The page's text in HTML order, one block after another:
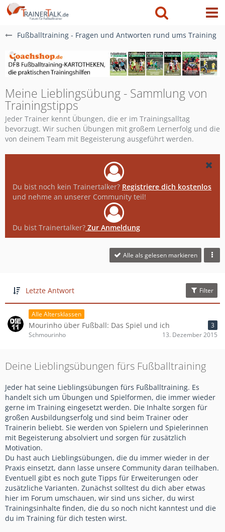
Fußballtraining - Fragen und Antworten rund ums Training
Meine Lieblingsübung - Sammlung von
Trainingstipps
Jeder Trainer kennt Übungen, die er im Trainingsalltag
bevorzugt. Wir suchen Übungen mit großem Lernerfolg und die
von deinem Team mit Begeisterung ausgeführt werden.
Du bist noch kein Trainertalker? Registriere dich kostenlos
und nehme an unserer Community teil!
Du bist Trainertalker? Zur Anmeldung
Alle als gelesen markieren
Letzte Antwort Filter
Alle Altersklassen
Mourinho über Fußball: Das Spiel und ich
3
Schmourinho
13. Dezember 2015
Deine Lieblingsübungen fürs Fußballtraining
Jeder hat seine Lieblingsübungen fürs Fußballtraining. Es
handelt sich um Übungen und Spielformen, die immer wieder
gerne im Training eingesetzt werden. Die Inhalte sorgen für
großen Ausbildungserfolg und sind beim Trainer oder
Trainerin beliebt. Sie werden von Spielern und Spielerinnen
mit Begeisterung absolviert und sorgen für zusätzlich
Motivation.
Du hast auch Lieblingsübungen, die du immer wieder in der
Praxis einsetzt, dann lasse unsere Community daran teilhaben.
Eventuell gibt es noch gute Tipps für Erweiterungen oder
zusätzliche Varianten. Zunächst solltest du dich aber etwas
hier im Forum umschauen, wir sind uns sicher, du wirst
Trainingsinhalte finden, die du so noch nicht kanntest und die
du im Training für dich testen wirst.